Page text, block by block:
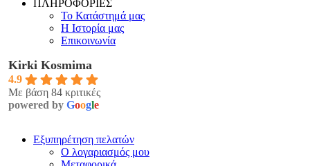
ΠΛΗΡΟΦΟΡΙΕΣ
Το Κατάστημά μας
Η Ιστορία μας
Επικοινωνία
Kirki Kosmima
4.9
Με βάση 84 κριτικές
powered by Google
Εξυπηρέτηση πελατών
Ο λογαριασμός μου